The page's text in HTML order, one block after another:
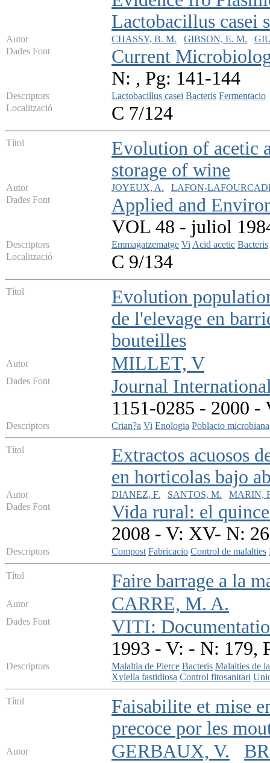
Lactobacillus casei
Autor CHASSY, B. M. GIBSON, E. M.
Dades Font
Current
N: , Pg: 141-144
Descriptors Lactobacillus casei Bacteris Fermentacio
Localització
C 7/124
Títol
Evolution of acetic
storage of wine
Autor JOYEUX, A.
LAFON-
Dades Font
Applied and
VOL 48 - juliol
Descriptors Emmagatzematge ViAcid acetic Bacteris
Localització
C 9/134
Títol
Evolution
de l'elevage en
bouteilles
Autor MILLET, V
Dades Font
Journal
1151-0285 - 2000 -
Descriptors Crian?a Vi Enologia Poblacio microbiana
Títol
Extractos acuosos
en horticolas bajo
Autor DIANEZ, F. SANTOS, M.
MARIN,
Dades Font
Vida rural: el
2008 - V: XV- N:
Descriptors Compost Fabricacio Control de malalties
Títol Faire barrage a la
Autor CARRE, M. A.
Dades Font
VITI:
1993 - V: - N: 179,
Descriptors Malaltia de Pierce Bacteris Malalties de
Xylella fastidiosa Control fitosanitari
Títol
Faisabilite et mise
precoce por les
Autor GERBAUX, V.